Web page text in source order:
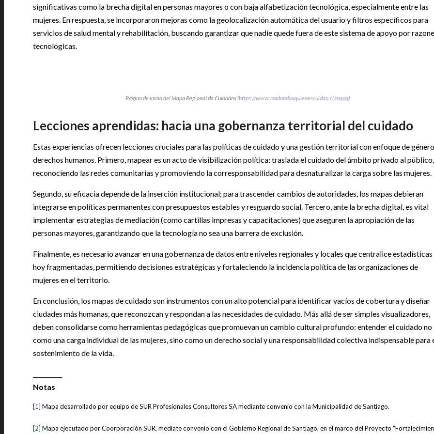
significativas como la brecha digital en personas mayores o con baja alfabetización tecnológica, especialmente entre las
mujeres. En respuesta, se incorporaron mejoras como la geolocalización automática del usuario y filtros específicos para
servicios de salud mental y rehabilitación, buscando garantizar que nadie quede fuera de este sistema de apoyo por
tecnológicas.
Página de inicio del Mapa Regional de Cuidados (https://www.cuidandoaquienescuidan.cl/mapa)
Lecciones aprendidas: hacia una gobernanza territorial del cuidado
Estas experiencias ofrecen lecciones cruciales para las políticas de cuidado y una gestión territorial con enfoque de
derechos humanos. Primero, mapear es un acto de visibilización política: traslada el cuidado del ámbito privado al público,
reconociendo las redes comunitarias y promoviendo la corresponsabilidad para desnaturalizar la carga sobre las mujeres.
Segundo, su eficacia depende de la inserción institucional; para trascender cambios de autoridades, los mapas debieran
integrarse en políticas permanentes con presupuestos estables y resguardo social. Tercero, ante la brecha digital, es vital
implementar estrategias de mediación (como cartillas impresas y capacitaciones) que aseguren la apropiación de las
personas mayores, garantizando que la tecnología no sea una barrera de exclusión.
Finalmente, es necesario avanzar en una gobernanza de datos entre niveles regionales y locales que centralice estadísticas
hoy fragmentadas, permitiendo decisiones estratégicas y fortaleciendo la incidencia política de las organizaciones de
mujeres en el territorio.
En conclusión, los mapas de cuidado son instrumentos con un alto potencial para identificar vacíos de cobertura y diseñar
ciudades más humanas, que reconozcan y respondan a las necesidades de cuidado. Más allá de ser simples visualizadores,
deben consolidarse como herramientas pedagógicas que promuevan un cambio cultural profundo: entender el cuidado no
como una carga individual de las mujeres, sino como un derecho social y una responsabilidad colectiva indispensable para
sostenimiento de la vida.
Notas
[1] Mapa desarrollado por equipo de SUR Profesionales Consultores SA mediante convenio con la Municipalidad de Santiago.
[2] Mapa ejecutado por Coorporación SUR, mediate convenio con el Gobierno Regional de Santiago, en el marco del Proyecto